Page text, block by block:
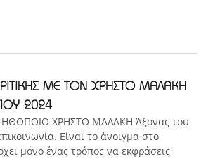
ΜΕ ΤΟΝ ΧΡΗΣΤΟ ΜΑΛΑΚΗ
2024
ΧΡΗΣΤΟ ΜΑΛΑΚΗ Άξονας του
Είναι το άνοιγμα στο
μόνο ένας τρόπος να εκφράσεις